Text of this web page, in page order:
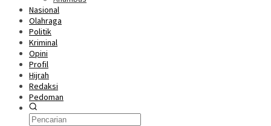
Nasional
Olahraga
Politik
Kriminal
Opini
Profil
Hijrah
Redaksi
Pedoman